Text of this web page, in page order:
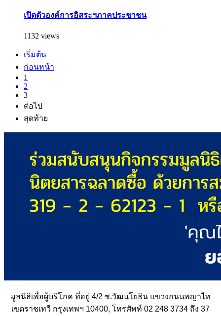
เปิดตัวองค์การอิสระฯภาคประชาชน
1132 views
เริ่มต้น
ก่อนหน้า
1
2
3
ต่อไป
สุดท้าย
มูลนิธิเพื่อผู้บริโภค ที่อยู่ 4/2 ซ.วัฒนโยธิน แขวงถนนพญาไท
เขตราชเทวี กรุงเทพฯ 10400, โทรศัพท์ 02 248 3734 ถึง 37